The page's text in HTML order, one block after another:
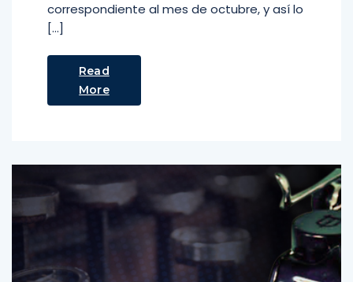
correspondiente al mes de octubre, y así lo
[…]
Read
More